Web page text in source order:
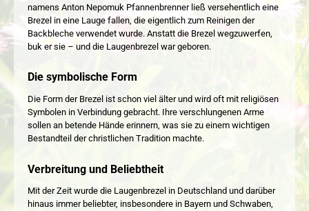
namens Anton Nepomuk Pfannenbrenner ließ versehentlich eine
Brezel in eine Lauge fallen, die eigentlich zum Reinigen der
Backbleche verwendet wurde. Anstatt die Brezel wegzuwerfen,
buk er sie – und die Laugenbrezel war geboren.
Die symbolische Form
Die Form der Brezel ist schon viel älter und wird oft mit religiösen
Symbolen in Verbindung gebracht. Ihre verschlungenen Arme
sollen an betende Hände erinnern, was sie zu einem wichtigen
Bestandteil der christlichen Tradition machte.
Verbreitung und Beliebtheit
Mit der Zeit wurde die Laugenbrezel in Deutschland und darüber
hinaus immer beliebter, insbesondere in Bayern und Schwaben,